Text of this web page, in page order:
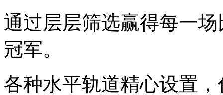
通过层层筛选赢得每一
冠军。
各种水平轨道精心设置